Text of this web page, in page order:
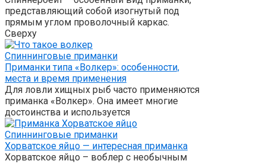
представляющий собой изогнутый под
прямым углом проволочный каркас.
Сверху
Спиннинговые приманки
Приманки типа «Волкер»: особенности,
места и время применения
Для ловли хищных рыб часто применяются
приманка «Волкер». Она имеет многие
достоинства и используется
Спиннинговые приманки
Хорватское яйцо — интересная приманка
Хорватское яйцо – воблер с необычным